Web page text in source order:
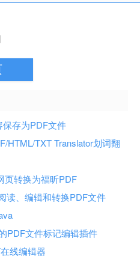
存为PDF文件
HTML/TXT Translator划词翻
页转换为福昕PDF
读、编辑和转换PDF文件
PDF文件标记编辑插件
线编辑器